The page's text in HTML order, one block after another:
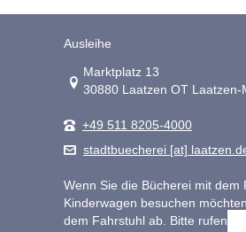
Ausleihe
Link zur Google-Maps Navigation
Marktplatz 13
30880 Laatzen OT Laatzen-
+49 511 8205-4000
stadtbuecherei [at]
Wenn Sie die Bücherei mit dem
Kinderwagen besuchen
dem Fahrstuhl ab. Bitte rufen